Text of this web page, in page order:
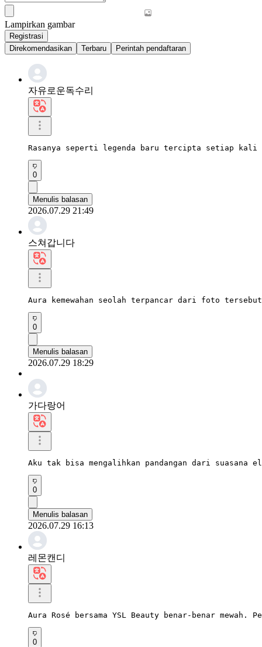
Lampirkan gambar
Registrasi
Direkomendasikan
Terbaru Perintah pendaftaran
자유로운독수리
Rasanya seperti legenda baru tercipta setiap kali
0
Menulis balasan
2026.07.29 21:49
스쳐갑니다
Aura kemewahan seolah terpancar dari foto
0
Menulis balasan
2026.07.29 18:29
가다랑어
Aku tak bisa mengalihkan pandangan dari suasana
0
Menulis balasan
2026.07.29 16:13
레몬캔디
Aura Rosé bersama YSL Beauty benar-benar mewah.
0